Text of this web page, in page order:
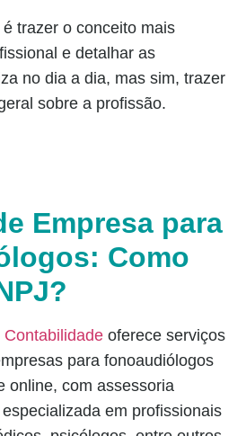
trazer o conceito mais
e detalhar as
no dia a dia, mas sim, trazer
sobre a profissão.
Empresa para
Como
oferece serviços
para fonoaudiólogos
online, com assessoria
em profissionais